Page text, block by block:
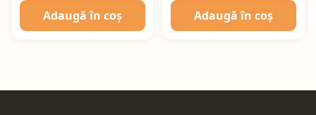
Adaugă în coș
Adaugă în coș